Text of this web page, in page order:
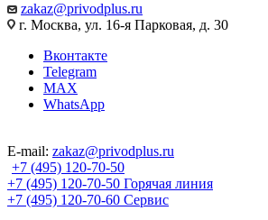
zakaz@privodplus.ru
г. Москва, ул. 16-я Парковая, д. 30
Вконтакте
Telegram
MAX
WhatsApp
E-mail: zakaz@privodplus.ru
+7 (495) 120-70-50
+7 (495) 120-70-50 Горячая линия
+7 (495) 120-70-60 Сервис